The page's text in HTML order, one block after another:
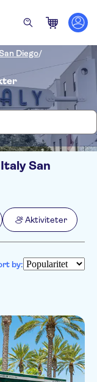
Diego/
San
Aktiviteter
by: